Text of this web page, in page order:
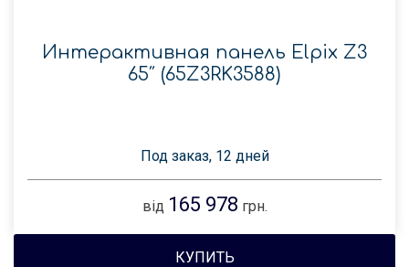
Интерактивная панель Elpix Z3
65″ (65Z3RK3588)
Под заказ, 12 дней
від 165 978 грн.
КУПИТЬ